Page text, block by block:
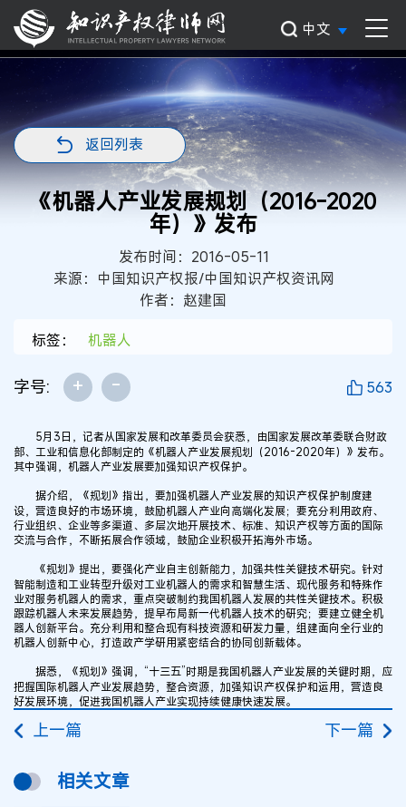
中文
返回列表
《机器人产业发展规划（2016-2020
年）》发布
发布时间：2016-05-11
来源：中国知识产权报/中国知识产权资讯网
作者：赵建国
标签：
机器人
字号: + - 563
5月3日，记者从国家发展和改革委员会获悉，由国家发展改革委联合财政
部、工业和信息化部制定的《机器人产业发展规划（2016-2020年）》发布。
其中强调，机器人产业发展要加强知识产权保护。
据介绍，《规划》指出，要加强机器人产业发展的知识产权保护制度建
设，营造良好的市场环境，鼓励机器人产业向高端化发展；要充分利用政府、
行业组织、企业等多渠道、多层次地开展技术、标准、知识产权等方面的国际
交流与合作，不断拓展合作领域，鼓励企业积极开拓海外市场。
《规划》提出，要强化产业自主创新能力，加强共性关键技术研究。针对
智能制造和工业转型升级对工业机器人的需求和智慧生活、现代服务和特殊作
业对服务机器人的需求，重点突破制约我国机器人发展的共性关键技术。积极
跟踪机器人未来发展趋势，提早布局新一代机器人技术的研究；要建立健全机
器人创新平台。充分利用和整合现有科技资源和研发力量，组建面向全行业的
机器人创新中心，打造政产学研用紧密结合的协同创新载体。
据悉，《规划》强调，“十三五”时期是我国机器人产业发展的关键时期，应
把握国际机器人产业发展趋势，整合资源，加强知识产权保护和运用，营造良
好发展环境，促进我国机器人产业实现持续健康快速发展。
上一篇 下一篇
相关文章